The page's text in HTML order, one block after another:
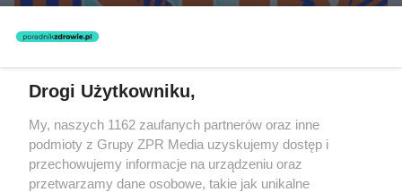
MATERIAŁ SPONSOROWANY
Drogi Użytkowniku,
My, naszych 1162 zaufanych partnerów oraz inne
podmioty z Grupy ZPR Media uzyskujemy dostęp i
przechowujemy informacje na urządzeniu oraz
przetwarzamy dane osobowe, takie jak unikalne